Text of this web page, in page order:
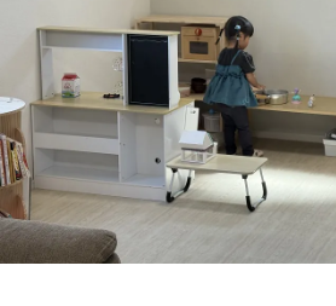
よくある質問
ご利用者の声・実例
お役立ち情報
公式SNSをチェック
YOUTUBE